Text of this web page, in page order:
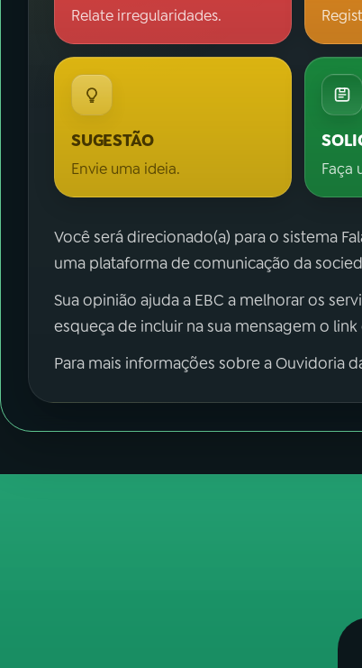
Relate irregularidades.
SUGESTÃO
Envie uma ideia. Faça
Você será direcionado(a) para o sistema
uma plataforma de comunicação da
Sua opinião ajuda a EBC a melhorar os
esqueça de incluir na sua mensagem o
Para mais informações sobre a Ouvidoria